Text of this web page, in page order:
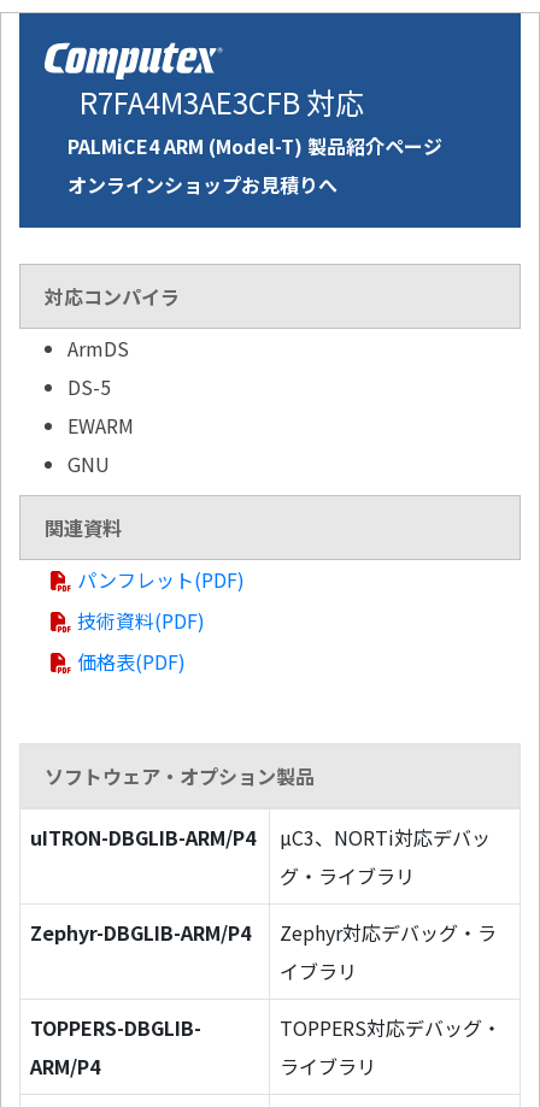
R7FA4M3AE3CFB 対応
PALMiCE4 ARM (Model-T) 製品紹介ページ
オンラインショップお見積りへ
対応コンパイラ
ArmDS
DS-5
EWARM
GNU
関連資料
パンフレット(PDF)
技術資料(PDF)
価格表(PDF)
ソフトウェア・オプション製品
uITRON-DBGLIB-ARM/P4
µC3、NORTi対応デバッ
グ・ライブラリ
Zephyr-DBGLIB-ARM/P4
Zephyr対応デバッグ・ラ
イブラリ
TOPPERS-DBGLIB-
ARM/P4
TOPPERS対応デバッグ・
ライブラリ